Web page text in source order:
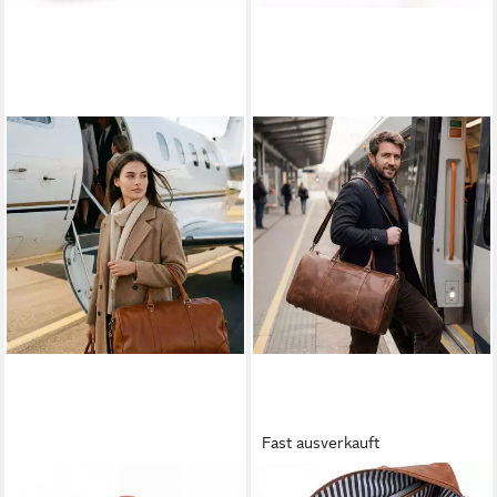
Fast ausverkauft
SID & VAIN